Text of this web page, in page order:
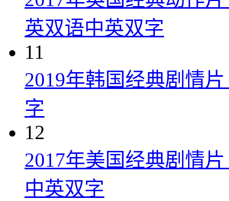
英双语中英双字
11
2019年韩国经典剧情
字
12
2017年美国经典剧情
中英双字